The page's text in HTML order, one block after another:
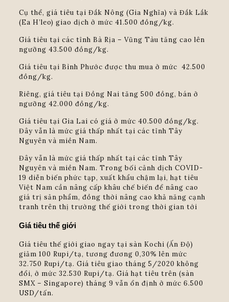
Cụ thể, giá tiêu tại Đắk Nông (Gia Nghĩa) và Đắk Lắk
(Ea H’leo) giao dịch ở mức 41.500 đồng/kg.
Giá tiêu tại các tỉnh Bà Rịa – Vũng Tàu tăng cao lên
ngưỡng 43.500 đồng/kg.
Giá tiêu tại Bình Phước được thu mua ở mức 42.500
đồng/kg.
Riêng, giá tiêu tại Đồng Nai tăng 500 đồng, bán ở
ngưỡng 42.000 đồng/kg.
Giá tiêu tại Gia Lai có giá ở mức 40.500 đồng/kg.
Đây vẫn là mức giá thấp nhất tại các tỉnh Tây
Nguyên và miền Nam.
Đây vẫn là mức giá thấp nhất tại các tỉnh Tây
Nguyên và miền Nam. Trong bối cảnh dịch COVID-
19 diễn biến phức tạp, xuất khẩu chậm lại, hạt tiêu
Việt Nam cần nâng cấp khâu chế biến để nâng cao
giá trị sản phẩm, đồng thời nâng cao khả năng cạnh
tranh trên thị trường thế giới trong thời gian tới
Giá tiêu thế giới
Giá tiêu thế giới giao ngay tại sàn Kochi (Ấn Độ)
giảm 100 Rupi/tạ, tương đương 0,30% lên mức
32.750 Rupi/tạ. Giá tiêu giao tháng 5/2020 không
đổi, ở mức 32.530 Rupi/tạ. Giá hạt tiêu trên (sàn
SMX – Singapore) tháng 9 vẫn ổn định ở mức 6.500
USD/tấn.